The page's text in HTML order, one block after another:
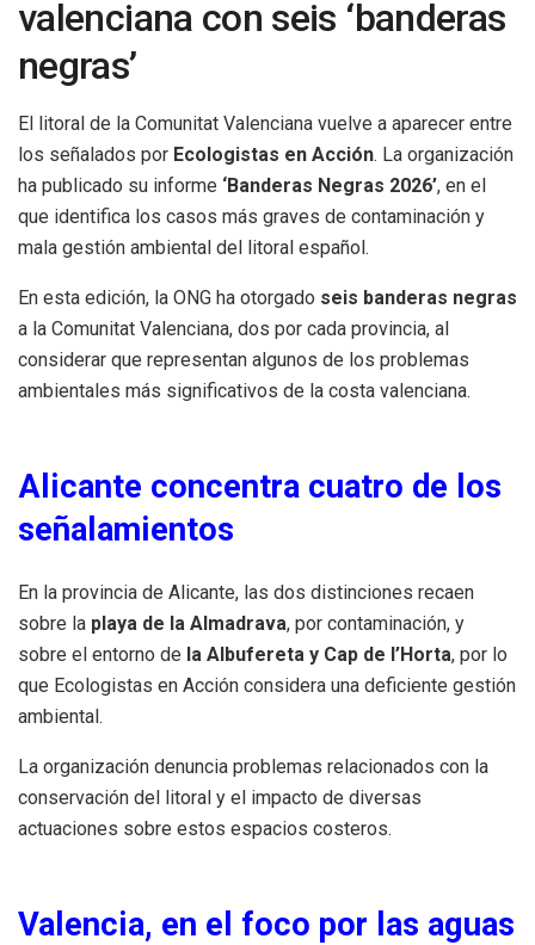
valenciana con seis ‘banderas
negras’
El litoral de la Comunitat Valenciana vuelve a aparecer entre
los señalados por Ecologistas en Acción. La organización
ha publicado su informe ‘Banderas Negras 2026’, en el
que identifica los casos más graves de contaminación y
mala gestión ambiental del litoral español.
En esta edición, la ONG ha otorgado seis banderas negras
a la Comunitat Valenciana, dos por cada provincia, al
considerar que representan algunos de los problemas
ambientales más significativos de la costa valenciana.
Alicante concentra cuatro de los
señalamientos
En la provincia de Alicante, las dos distinciones recaen
sobre la playa de la Almadrava, por contaminación, y
sobre el entorno de la Albufereta y Cap de l’Horta, por lo
que Ecologistas en Acción considera una deficiente gestión
ambiental.
La organización denuncia problemas relacionados con la
conservación del litoral y el impacto de diversas
actuaciones sobre estos espacios costeros.
Valencia, en el foco por las aguas